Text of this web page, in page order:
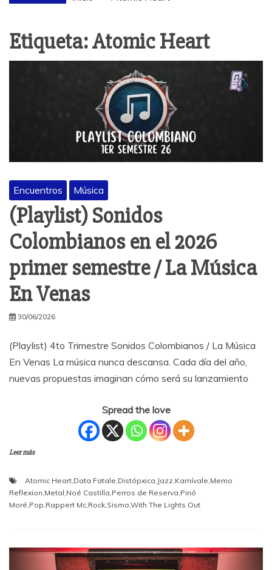
Etiqueta:Atomic Heart
Encuentros Música
(Playlist) Sonidos
Colombianos en el 2026
primer semestre / La Música
En Venas
30/06/2026
(Playlist) 4to Trimestre Sonidos Colombianos / La Música
En Venas La música nunca descansa. Cada día del año,
nuevas propuestas imaginan cómo será su lanzamiento
Spread the love
Leer más
Atomic Heart,Data Fatale,Distópxica, Jazz,Karnívale,Memo
Reflexion,Metal,Noé Castilla,Perros de Reserva,Pinó
Moré,Pop,Rappert Mc,Rock,Sismo,With The Lights Out